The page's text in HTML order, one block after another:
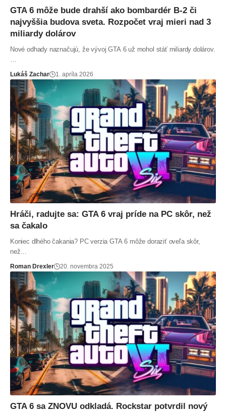
GTA 6 môže bude drahší ako bombardér B-2 či
najvyššia budova sveta. Rozpočet vraj mieri nad 3
miliardy dolárov
Nové odhady naznačujú, že vývoj GTA 6 už mohol stáť miliardy dolárov.
…
Lukáš Zachar 1. apríla 2026
Hráči, radujte sa: GTA 6 vraj príde na PC skôr, než
sa čakalo
Koniec dlhého čakania? PC verzia GTA 6 môže doraziť oveľa skôr,
než…
Roman Drexler 20. novembra 2025
GTA 6 sa ZNOVU odkladá. Rockstar potvrdil nový